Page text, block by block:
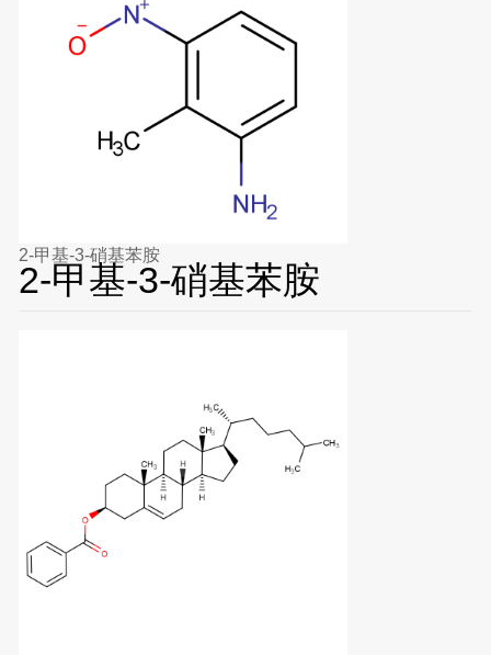
2-甲基-3-硝基苯胺
2-甲基-3-硝基苯胺